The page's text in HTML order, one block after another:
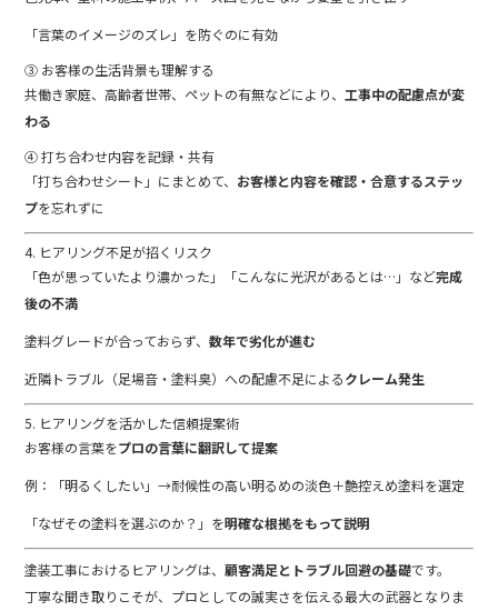
「言葉のイメージのズレ」 を防ぐのに有効
③ お客様の生活背景も理解する
共働き家庭、高齢者世帯、 ペットの有無などにより、 工事中の配慮点が変
わる
④打ち合わせ内容を記録・共有
「打ち合わせシート」 に まとめて、 お客様と内容を確認・合意するステッ
プを忘れずに
4. ヒアリング不足が招く リスク
「色が思っていたより濃かった」「こんなに光沢がある とは…」 など完成
後の不満
塗料グレードが合っておらず、数年で劣化が進む
近隣トラブル（足場音・塗料臭） への配慮不足によるクレーム発生
5. ヒアリングを活かした信頼提案術
お客様の言葉をプロの言葉に翻訳して提案
例：「明る く したい」→耐候性の高い明るめの淡色＋艶控えめ塗料を選定
「なぜその塗料を選ぶのか？」 を明確な根拠をもって説明
塗装工事における ヒアリングは、顧客満足と トラブル回避の基礎です。
丁寧な聞き取り こそが、 プロとしての誠実さを伝える最大の武器となり ま